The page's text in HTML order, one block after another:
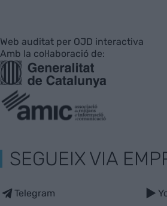
Web auditat per OJD interactiva
Amb la col·laboració de:
SEGUEIX VIA
Telegram